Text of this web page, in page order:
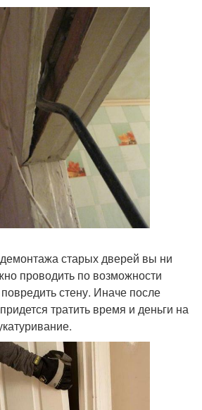
старых дверей вы ни
проводить по возможности
стену. Иначе после
тратить время и деньги на